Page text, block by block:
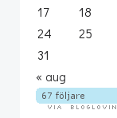
17
18
24
25
31
« aug